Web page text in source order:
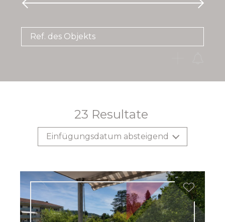
Ref. des Objekts
23 Resultate
Einfügungsdatum absteigend